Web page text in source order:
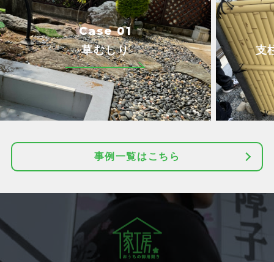
Case 01
草むしり 支
事例一覧はこちら